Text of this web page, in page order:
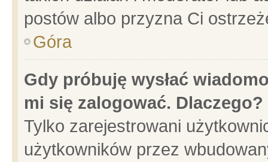
postów albo przyzna Ci
Góra
Gdy próbuję wysłać
mi się zalogować. Dlaczego?
Tylko zarejestrowani
użytkowników przez